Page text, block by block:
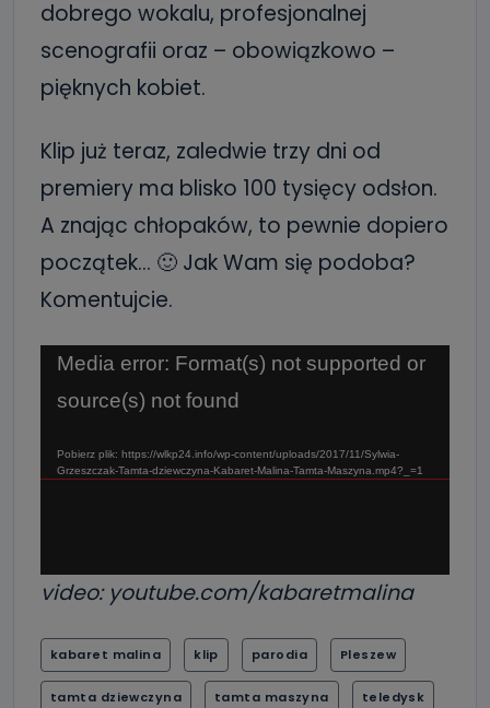
dobrego wokalu, profesjonalnej
scenografii oraz – obowiązkowo –
pięknych kobiet.
Klip już teraz, zaledwie trzy dni od
premiery ma blisko 100 tysięcy odsłon.
A znając chłopaków, to pewnie dopiero
początek… 🙂 Jak Wam się podoba?
Komentujcie.
Odtwarzacz
Media error: Format(s) not supported or
source(s) not found
Pobierz plik: https://wlkp24.info/wp-content/uploads/2017/11/Sylwia-
Grzeszczak-Tamta-dziewczyna-Kabaret-Malina-Tamta-Maszyna.mp4?_=1
video: youtube.com/kabaretmalina
kabaret malina klip parodia Pleszew
tamta dziewczyna tamta maszyna teledysk